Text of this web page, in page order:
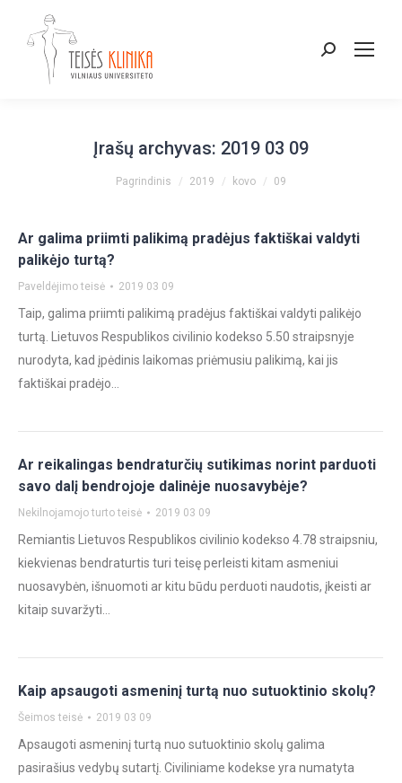
Paieška:
Įrašų archyvas: 2019 03 09
You are here:
Pagrindinis 2019 kovo 09
Ar galima priimti palikimą pradėjus faktiškai valdyti
palikėjo turtą?
Paveldėjimo teisė 2019 03 09
Taip, galima priimti palikimą pradėjus faktiškai valdyti palikėjo
turtą. Lietuvos Respublikos civilinio kodekso 5.50 straipsnyje
nurodyta, kad įpėdinis laikomas priėmusiu palikimą, kai jis
faktiškai pradėjo…
Ar reikalingas bendraturčių sutikimas norint parduoti
savo dalį bendrojoje dalinėje nuosavybėje?
Nekilnojamojo turto teisė 2019 03 09
Remiantis Lietuvos Respublikos civilinio kodekso 4.78 straipsniu,
kiekvienas bendraturtis turi teisę perleisti kitam asmeniui
nuosavybėn, išnuomoti ar kitu būdu perduoti naudotis, įkeisti ar
kitaip suvaržyti…
Kaip apsaugoti asmeninį turtą nuo sutuoktinio skolų?
Šeimos teisė 2019 03 09
Apsaugoti asmeninį turtą nuo sutuoktinio skolų galima
pasirašius vedybų sutartį. Civiliniame kodekse yra numatyta